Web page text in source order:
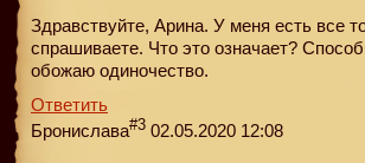
Здравствуйте, Арина. У меня есть все
спрашиваете. Что это означает?
обожаю одиночество.
Ответить
Бронислава#3 02.05.2020 12:08